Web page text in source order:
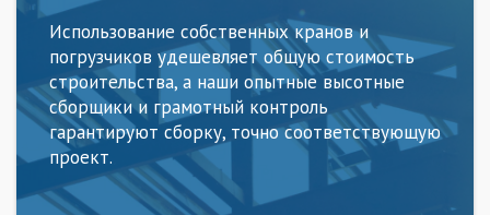
Использование собственных кранов и
погрузчиков удешевляет общую стоимость
строительства, а наши опытные высотные
сборщики и грамотный контроль
гарантируют сборку, точно соответствующую
проект.